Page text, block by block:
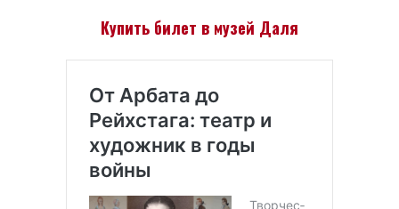
Купить билет в музей Даля